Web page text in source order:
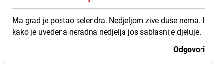
Ma grad je postao selendra. Nedjeljom zive duse nema. I
kako je uvedena neradna nedjelja jos sablasnije djeluje.
Odgovori